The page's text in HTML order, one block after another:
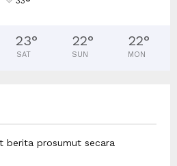
23°
SAT
22°
SUN
22°
MON
berita prosumut secara